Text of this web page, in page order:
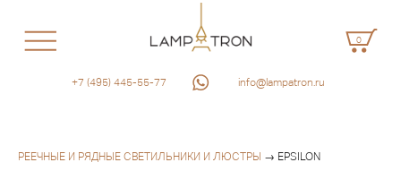
0
+7 (495) 445-55-77 info@lampatron.ru
РЕЕЧНЫЕ И РЯДНЫЕ СВЕТИЛЬНИКИ И ЛЮСТРЫ → EPSILON